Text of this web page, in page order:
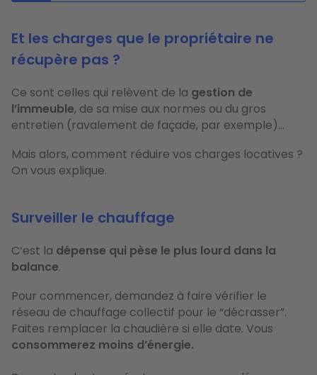
Et les charges que le propriétaire ne
récupère pas ?
Ce sont celles qui relèvent de la gestion de
l’immeuble, de sa mise aux normes ou du gros
entretien (ravalement de façade, par exemple)...
Mais alors, comment réduire vos charges locatives ?
On vous explique.
Surveiller le chauffage
C’est la dépense qui pèse le plus lourd dans la
balance.
Pour commencer, demandez à faire vérifier le
réseau de chauffage collectif pour le “décrasser”.
Faites remplacer la chaudière si elle date. Vous
consommerez moins d’énergie.